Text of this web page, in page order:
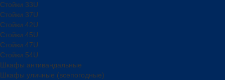
Стойки 33U
Стойки 37U
Стойки 42U
Стойки 45U
Стойки 47U
Стойки 54U
Шкафы антивандальные
Шкафы уличные (всепогодные)